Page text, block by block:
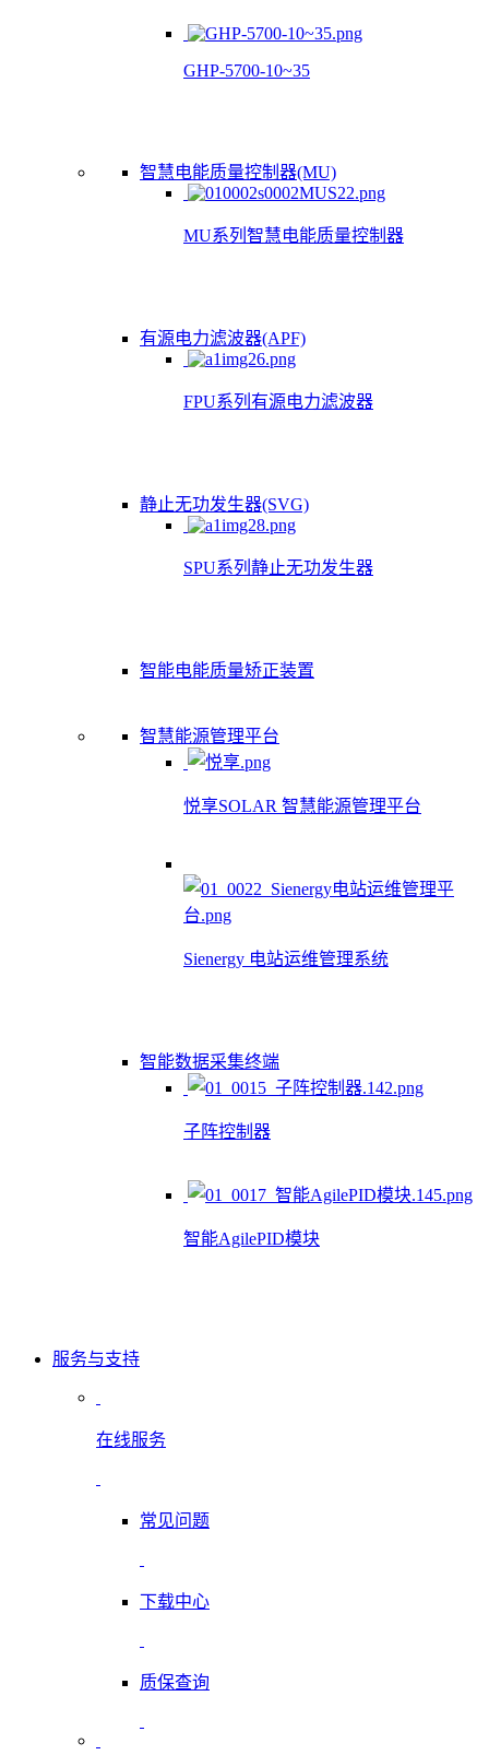
GHP-5700-10~35
智慧电能质量控制器(MU)
MU系列智慧电能质量控制器
有源电力滤波器(APF)
FPU系列有源电力滤波器
静止无功发生器(SVG)
SPU系列静止无功发生器
智能电能质量矫正装置
智慧能源管理平台
悦享SOLAR 智慧能源管理平台
Sienergy 电站运维管理系统
智能数据采集终端
子阵控制器
智能AgilePID模块
服务与支持
在线服务
常见问题
下载中心
质保查询